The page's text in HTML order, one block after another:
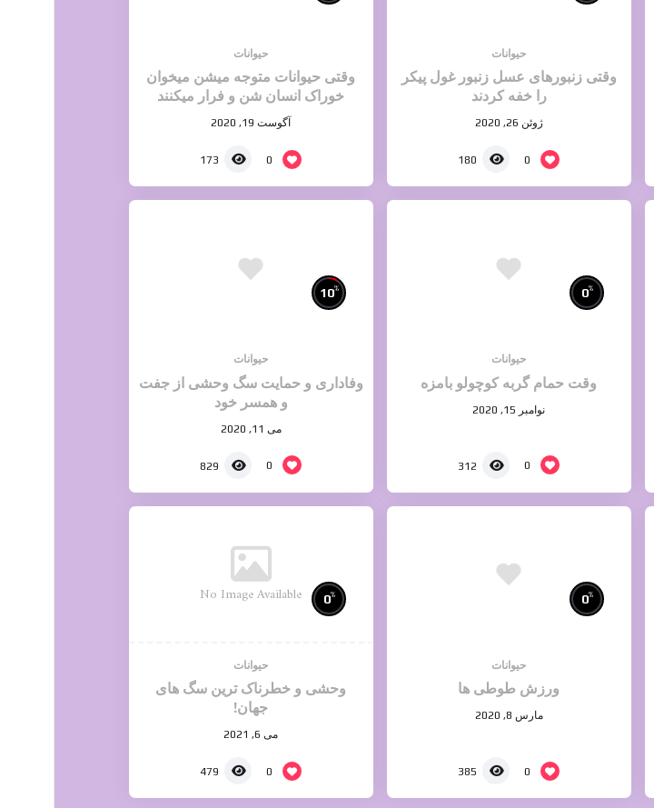
حیوانات
وقتی زنبورهای عسل زنبور غول پیکر
را خفه کردند
ژوئن 26, 2020
0
180
حیوانات
وقتی حیوانات متوجه میشن میخوان
خوراک انسان شن و فرار میکنند
آگوست 19, 2020
0
173
0%
حیوانات
وقت حمام گربه کوچولو بامزه
نوامبر 15, 2020
0
312
10%
حیوانات
وفاداری و حمایت سگ وحشی از جفت
و همسر خود
می 11, 2020
0
829
0%
حیوانات
ورزش طوطی ها
مارس 8, 2020
0
385
No Image Available 0%
حیوانات
وحشی و خطرناک ترین سگ های
جهان!
می 6, 2021
0
479